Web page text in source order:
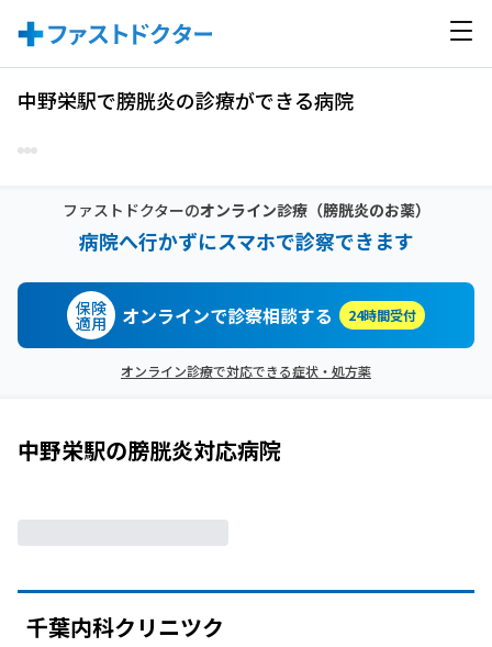
中野栄駅で膀胱炎の診療ができる病院
ファストドクターのオンライン診療（膀胱炎のお薬）
病院へ行かずにスマホで診察できます
保険
適用 オンラインで診察相談する 24時間受付
オンライン診療で対応できる症状・処方薬
中野栄駅の膀胱炎対応病院
千葉内科クリニツク